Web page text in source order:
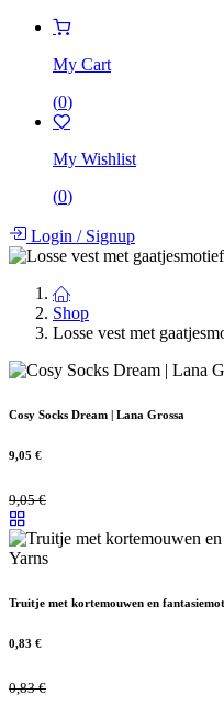
My Cart
(0)
My Wishlist
(0)
Login /Signup
Shop
Losse vest met
Cosy Socks Dream | Lana Grossa
9,05 €
9,05€
Truitje met kortemouwen en
0,83 €
0,83€